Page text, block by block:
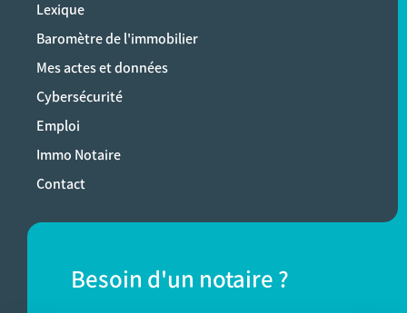
Lexique
Baromètre de l'immobilier
Mes actes et données
Cybersécurité
Emploi
Immo Notaire
Contact
Besoin d'un notaire ?